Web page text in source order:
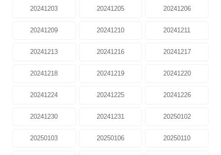
20241203 20241205 20241206
20241209 20241210 20241211
20241213 20241216 20241217
20241218 20241219 20241220
20241224 20241225 20241226
20241230 20241231 20250102
20250103 20250106 20250110